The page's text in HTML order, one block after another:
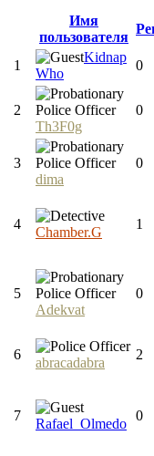
Имя
пользователя
1
Kidnap
Who
0
2
Th3F0g
0
3
dima
0
4
Chamber.G
1
5
Adekvat
0
6
abracadabra
2
7
Rafael_Olmedo
0